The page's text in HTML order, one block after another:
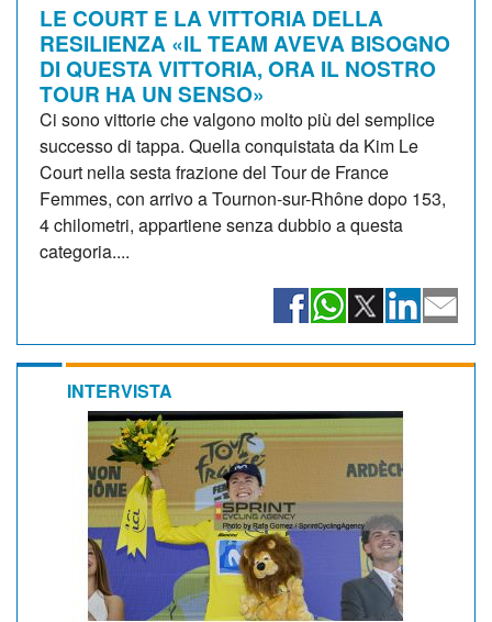
LE COURT E LA VITTORIA DELLA
RESILIENZA «IL TEAM AVEVA BISOGNO
DI QUESTA VITTORIA, ORA IL NOSTRO
TOUR HA UN SENSO»
Ci sono vittorie che valgono molto più del semplice
successo di tappa. Quella conquistata da Kim Le
Court nella sesta frazione del Tour de France
Femmes, con arrivo a Tournon-sur-Rhône dopo 153,
4 chilometri, appartiene senza dubbio a questa
categoria....
INTERVISTA